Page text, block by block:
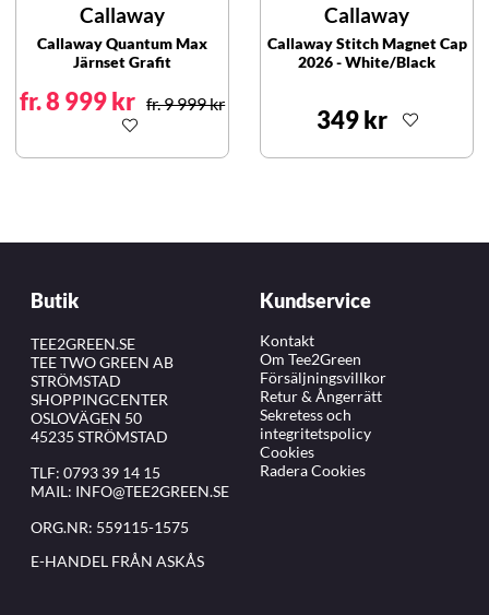
Callaway
Callaway Quantum Max
Järnset Grafit
fr. 8 999 kr fr. 9 999 kr
Callaway
Callaway Stitch Magnet Cap
2026 - White/Black
349 kr
Butik
TEE2GREEN.SE
TEE TWO GREEN AB
STRÖMSTAD
SHOPPINGCENTER
OSLOVÄGEN 50
45235 STRÖMSTAD
TLF: 0793 39 14 15
MAIL: INFO@TEE2GREEN.SE
ORG.NR: 559115-1575
E-HANDEL FRÅN ASKÅS
Kundservice
Kontakt
Om Tee2Green
Försäljningsvillkor
Retur & Ångerrätt
Sekretess och
integritetspolicy
Cookies
Radera Cookies